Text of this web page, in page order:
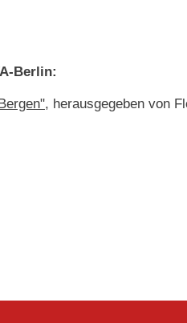
Berlin:
, herausgegeben von